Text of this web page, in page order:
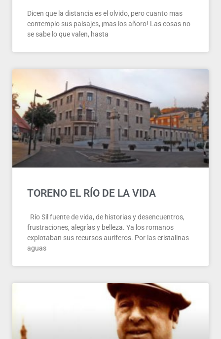
Dicen que la distancia es el olvido, pero cuanto mas
contemplo sus paisajes, ¡mas los añoro! Las cosas no
se sabe lo que valen, hasta
TORENO EL RÍO DE LA VIDA
Río Sil fuente de vida, de historias y desencuentros,
frustraciones, alegrías y belleza. Ya los romanos
explotaban sus recursos auriferos. Por las cristalinas
aguas